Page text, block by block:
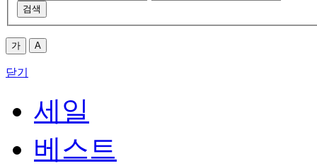
검색
가 A
닫기
세일
베스트